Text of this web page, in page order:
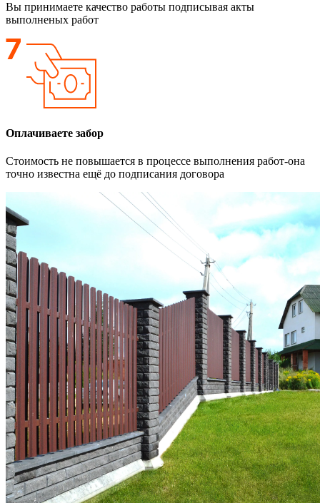
Вы принимаете качество работы подписывая акты
выполненых работ
Оплачиваете забор
Стоимость не повышается в процессе выполнения работ-она
точно известна ещё до подписания договора